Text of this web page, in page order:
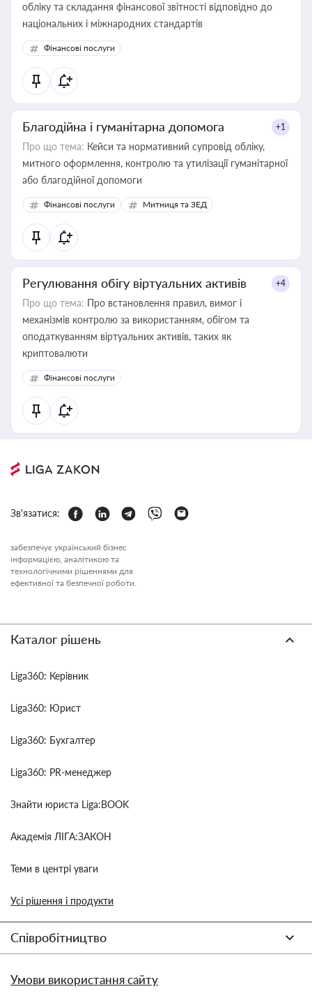
обліку та складання фінансової звітності відповідно до
національних і міжнародних стандартів
Фінансові послуги
Благодійна і гуманітарна допомога +1
Про що тема: Кейси та нормативний супровід обліку,
митного оформлення, контролю та утилізації гуманітарної
або благодійної допомоги
Фінансові послуги Митниця та ЗЕД
Регулювання обігу віртуальних активів +4
Про що тема: Про встановлення правил, вимог і
механізмів контролю за використанням, обігом та
оподаткуванням віртуальних активів, таких як
криптовалюти
Фінансові послуги
Зв'язатися:
забезпечує український бізнес
інформацією, аналітикою та
технологічними рішеннями для
ефективної та безпечної роботи.
Каталог рішень
Liga360: Керівник
Liga360: Юрист
Liga360: Бухгалтер
Liga360: PR-менеджер
Знайти юриста Liga:BOOK
Академія ЛІГА:ЗАКОН
Теми в центрі уваги
Усі рішення і продукти
Співробітництво
Умови використання сайту